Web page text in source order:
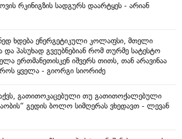
რკინიგზის სადგურს დაარტყეს - არიან
ხდება ენერგეტიკული კოლაფსი, მთელი
პასუხად გვეუბნებიან რომ თურმე სატესტო
ერთმანეთისკენ იშვერს თითს, თან არავინაა
ყველა - გიორგი სიორიძე
გათითოკაცებული თუ გათითოქალებული
გედის ბოლო სიმღერას ვხედავთ - ლევან